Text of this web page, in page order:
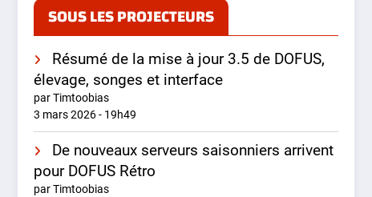
SOUS LES PROJECTEURS
Résumé de la mise à jour 3.5 de DOFUS,
élevage, songes et interface
par Timtoobias
3 mars 2026 - 19h49
De nouveaux serveurs saisonniers arrivent
pour DOFUS Rétro
par Timtoobias